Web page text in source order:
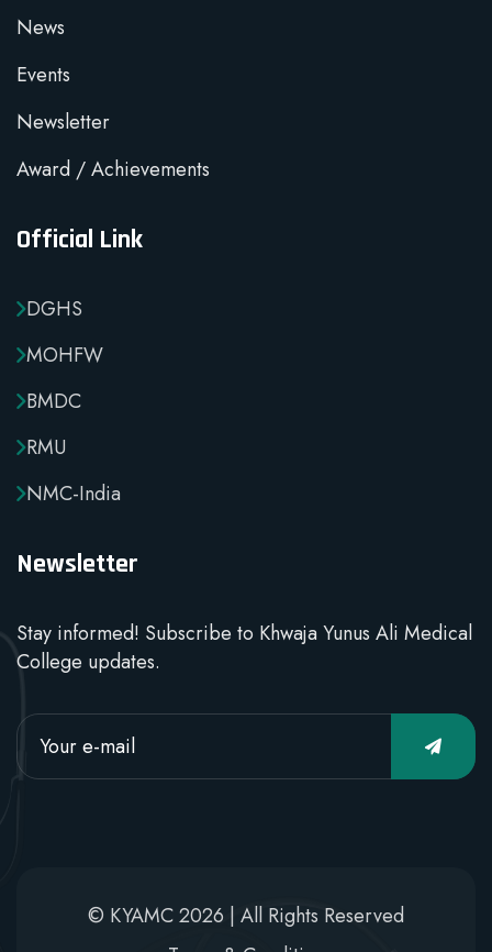
News
Events
Newsletter
Award / Achievements
Official Link
DGHS
MOHFW
BMDC
RMU
NMC-India
Newsletter
Stay informed! Subscribe to Khwaja Yunus Ali Medical
College updates.
© KYAMC 2026 | All Rights Reserved